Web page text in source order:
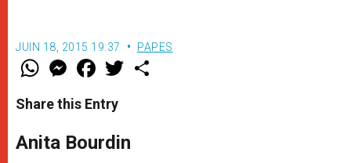
JUIN 18, 2015 19:37 PAPES
W
t
s
p
p
M
e
s
e
g
e
F
a
e
b
o
k
w
r
Share this Entry
Anita Bourdin